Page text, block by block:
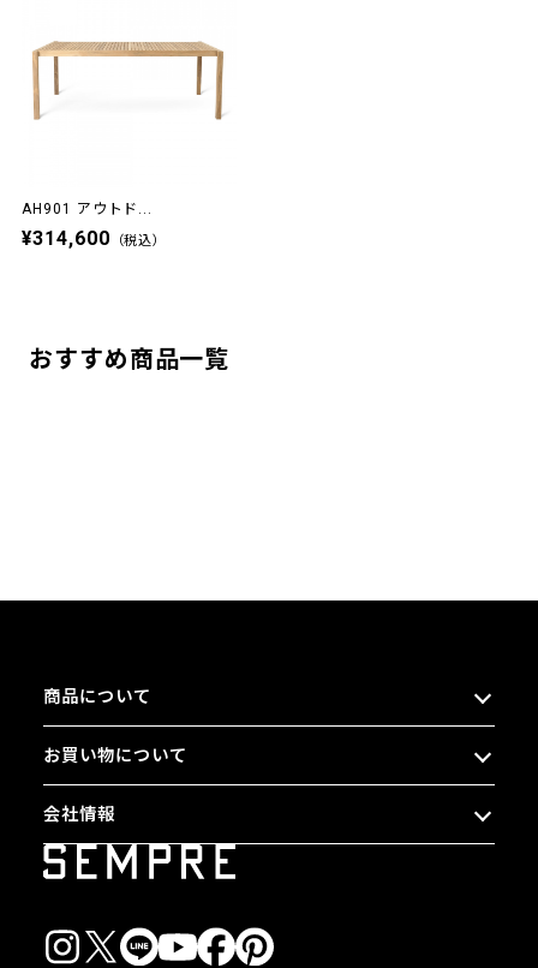
AH901 アウトド...
¥314,600 （税込）
おすすめ商品一覧
商品について
お買い物について
会社情報